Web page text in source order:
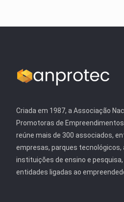
Criada em 1987, a Associação
Promotoras de
reúne mais de 300 associados,
empresas, parques tecnológicos,
instituições de ensino e
entidades ligadas ao